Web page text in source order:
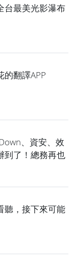
台最美光影瀑布
翻譯APP
、資安、效
到了！總務再也
聽，接下來可能